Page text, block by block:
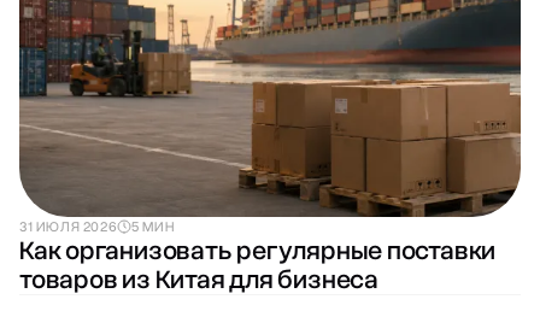
31 ИЮЛЯ 2026 5 МИН
Как организовать регулярные поставки
товаров из Китая для бизнеса